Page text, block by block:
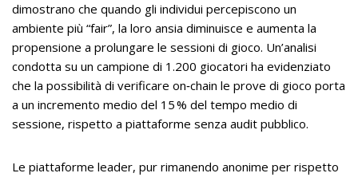
dimostrano che quando gli individui percepiscono un
ambiente più “fair”, la loro ansia diminuisce e aumenta la
propensione a prolungare le sessioni di gioco. Un’analisi
condotta su un campione di 1.200 giocatori ha evidenziato
che la possibilità di verificare on‑chain le prove di gioco porta
a un incremento medio del 15 % del tempo medio di
sessione, rispetto a piattaforme senza audit pubblico.
Le piattaforme leader, pur rimanendo anonime per rispetto